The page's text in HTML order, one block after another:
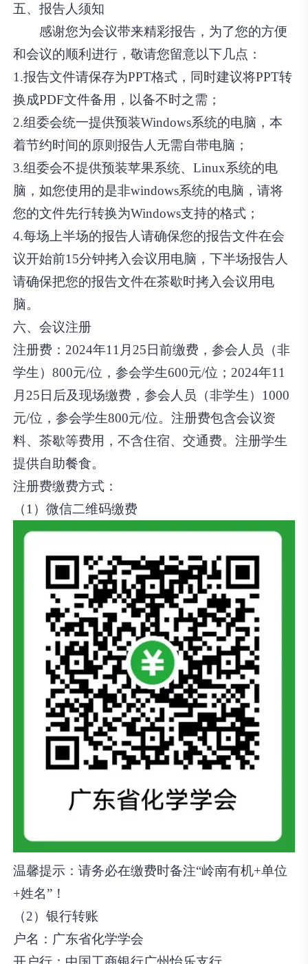
五、报告人须知
感谢您为会议带来精彩报告，为了您的方便
和会议的顺利进行，敬请您留意以下几点：
1.报告文件请保存为PPT格式，同时建议将PPT转
换成PDF文件备用，以备不时之需；
2.组委会统一提供预装Windows系统的电脑，本
着节约时间的原则报告人无需自带电脑；
3.组委会不提供预装苹果系统、Linux系统的电
脑，如您使用的是非windows系统的电脑，请将
您的文件先行转换为Windows支持的格式；
4.每场上半场的报告人请确保您的报告文件在会
议开始前15分钟拷入会议用电脑，下半场报告人
请确保把您的报告文件在茶歇时拷入会议用电
脑。
六、会议注册
注册费： 2024年11月25日前缴费，参会人员（非
学生）800元/位，参会学生600元/位；2024年11
月25日后及现场缴费，参会人员（非学生）1000
元/位，参会学生800元/位。注册费包含会议资
料、茶歇等费用，不含住宿、交通费。注册学生
提供自助餐食。
注册费缴费方式：
（1）微信二维码缴费
温馨提示：请务必在缴费时备注“岭南有机+单位
+姓名”！
（2）银行转账
户名： 广东省化学学会